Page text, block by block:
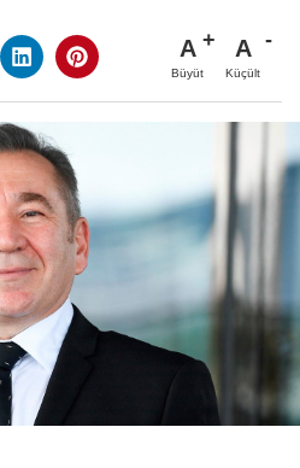
A
Büyüt
A
Küçült